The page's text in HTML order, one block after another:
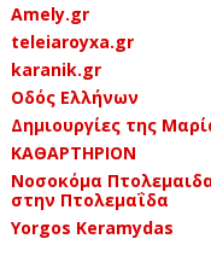
Amely.gr
teleiaroyxa.gr
karanik.gr
Οδός Ελλήνων
Δημιουργίες της
ΚΑΘΑΡΤΗΡΙΟΝ
Νοσοκόμα
στην Πτολεμαΐδα
Yorgos Keramydas